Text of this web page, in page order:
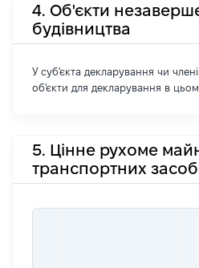
4. Об'єкти
будівництва
У суб'єкта декларування чи
об'єкти для декларування в
5. Цінне рухоме
транспортних